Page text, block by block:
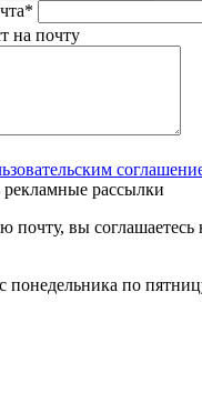
на почту
рекламные рассылки
почту, вы соглашаетесь
понедельника по